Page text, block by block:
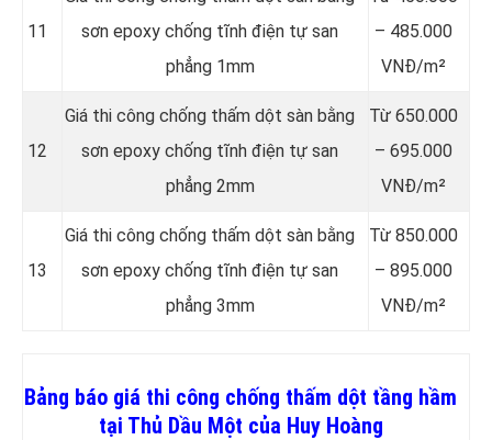
11
sơn epoxy chống tĩnh điện tự san
phẳng 1mm
– 485.000
VNĐ/m²
12
Giá thi công chống thấm dột sàn bằng
sơn epoxy chống tĩnh điện tự san
phẳng 2mm
Từ 650.000
– 695.000
VNĐ/m²
13
Giá thi công chống thấm dột sàn bằng
sơn epoxy chống tĩnh điện tự san
phẳng 3mm
Từ 850.000
– 895.000
VNĐ/m²
Bảng báo giá thi công chống thấm dột tầng hầm
tại Thủ Dầu Một của Huy Hoàng